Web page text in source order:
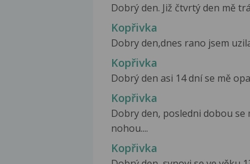
Dobrý den. Již čtvrtý den mě
Kopřivka
Dobry den,dnes rano jsem
Kopřivka
Dobrý den asi 14 dní se mě
Kopřivka
Dobry den, posledni dobou
nohou....
Kopřivka